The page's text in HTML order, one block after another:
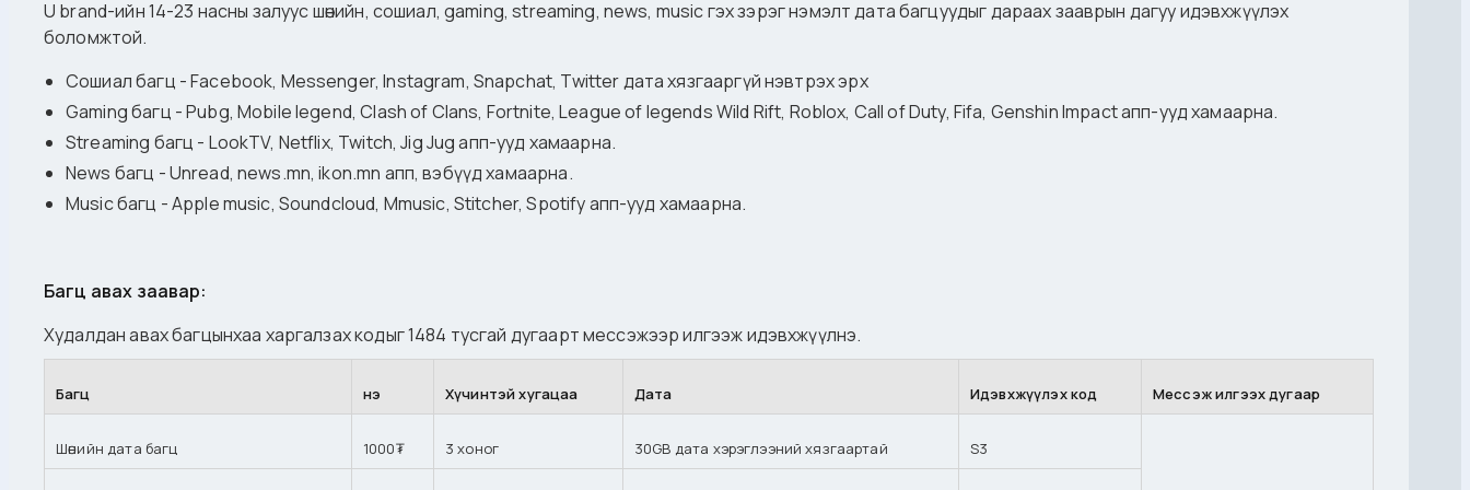
U brand-ийн 14-23 насны залуус шөнийн, сошиал, gaming, streaming, news, music гэх зэрэг нэмэлт дата багцуудыг дараах зааврын дагуу идэвхжүүлэх
боломжтой.
Сошиал багц - Facebook, Messenger, Instagram, Snapchat, Twitter дата хязгааргүй нэвтрэх эрх
Gaming багц - Pubg, Mobile legend, Clash of Clans, Fortnite, League of legends Wild Rift, Roblox, Call of Duty, Fifa, Genshin Impact апп-ууд хамаарна.
Streaming багц - LookTV, Netflix, Twitch, Jig Jug апп-ууд хамаарна.
News багц - Unread, news.mn, ikon.mn апп, вэбүүд хамаарна.
Music багц - Apple music, Soundcloud, Mmusic, Stitcher, Spotify апп-ууд хамаарна.
Багц авах заавар:
Худалдан авах багцынхаа харгалзах кодыг 1484 тусгай дугаарт мессэжээр илгээж идэвхжүүлнэ.
Багц Үнэ Хүчинтэй хугацаа Дата Идэвхжүүлэх код Мессэж илгээх дугаар
Шөнийн дата багц 1000₮ 3 хоног 30GB дата хэрэглээний хязгаартай S3